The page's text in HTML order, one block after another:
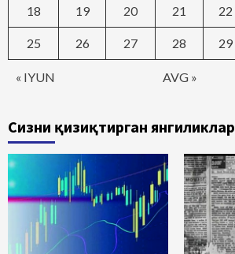
« IYUN AVG »
18 19 20 21 22
25 26 27 28 29
Сизни қизиқтирган янгиликлар